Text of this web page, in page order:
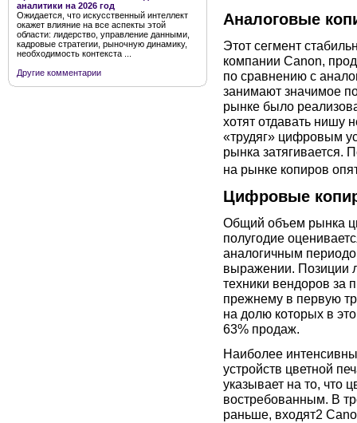
аналитики на 2026 год
Ожидается, что искусственный интеллект
окажет влияние на все аспекты этой
области: лидерство, управление данными,
кадровые стратегии, рыночную динамику,
необходимость контекста ...
Другие комментарии
Аналоговые
Этот сегмент
компании Canon,
по сравнению с
занимают значимое
рынке было
хотят отдавать нишу
«трудяг» цифровым
рынка затягивается.
на рынке копиров
Цифровые
Общий объем рынка
полугодие
аналогичным
выражении. Позиции
техники вендоров за
прежнему в первую
на долю которых в
63% продаж.
Наиболее
устройств цветной
указывает на то, что
востребованным. В
раньше, входят2